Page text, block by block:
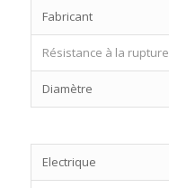
Fabricant
Résistance à la rupture
Diamètre
Electrique